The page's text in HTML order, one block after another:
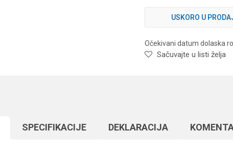
USKORO U
Očekivani datum dolaska
Sačuvajte u listi želja
SPECIFIKACIJЕ DEKLARACIJA